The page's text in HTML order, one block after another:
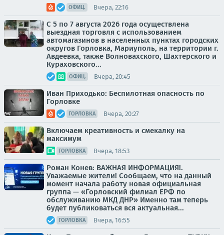
ОФИЦ. Вчера, 22:16
С 5 по 7 августа 2026 года осуществлена
выездная торговля с использованием
автомагазинов в населенных пунктах городских
округов Горловка, Мариуполь, на территории г.
Авдеевка, также Волновахского, Шахтерского и
Кураховского...
ОФИЦ. Вчера, 20:45
Иван Приходько: Беспилотная опасность по
Горловке
ГОРЛОВКА Вчера, 20:27
Включаем креативность и смекалку на
максимум
ГОРЛОВКА Вчера, 18:53
Роман Конев: ВАЖНАЯ ИНФОРМАЦИЯ!.
Уважаемые жители! Сообщаем, что на данный
момент начала работу новая официальная
группа — «Горловский филиал ЕРФ по
обслуживанию МКД ДНР» Именно там теперь
будет публиковаться вся актуальная...
ГОРЛОВКА Вчера, 16:55